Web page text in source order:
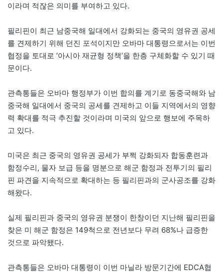
이라며 적잖은 의미를 부여하고 있다.
필리핀이 최근 남중국해 일대에서 강화되는 중국의 영유권 공세
를 견제하기 위해 던진 포석이지만 오바마 대통령으로서는 이번
협정을 토대로 ‘아시아 재균형 정책’을 한층 구체화할 수 있기 때
문이다.
관측통들은 오바마 행정부가 이번 합의를 계기로 동중국해와 남
중국해 일대에서 중국의 공세를 견제하고 이들 지역에서의 영향
력 확대를 적극 추진할 것이라며 미국의 앞으로 행보에 주목하
고 있다.
미국은 최근 중국의 영유권 공세가 부쩍 강화되자 합동훈련과
함정수리, 물자 보급 등을 명분으로 해군 함정과 전투기의 필리
핀 파견을 지속적으로 확대하는 등 필리핀과의 군사공조를 강화
해왔다.
실제 필리핀과 중국의 영유권 분쟁이 한창이던 지난해 필리핀을
찾은 미 해군 함정은 149척으로 전년보다 무려 68%나 급증한
것으로 파악됐다.
관측통들은 오바마 대통령이 이번 마닐라 방문기간에 EDCA협